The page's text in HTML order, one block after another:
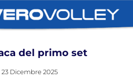
del primo set
23 Dicembre 2025